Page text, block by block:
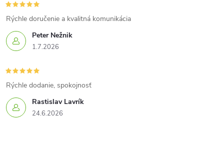
Peter Nežnik
1.7.2026
Rýchle doručenie a kvalitná komunikácia
Rastislav Lavrík
24.6.2026
Rýchle dodanie, spokojnosť